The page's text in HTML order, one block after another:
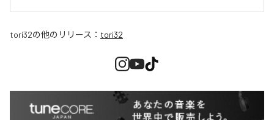
tori32の他のリリース： tori32